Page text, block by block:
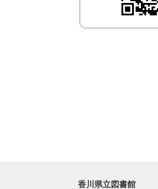
香川県立図書館